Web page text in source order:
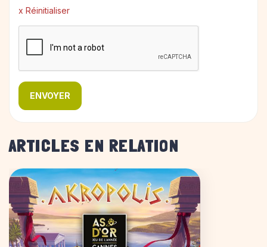
x Réinitialiser
ENVOYER
ARTICLES EN RELATION